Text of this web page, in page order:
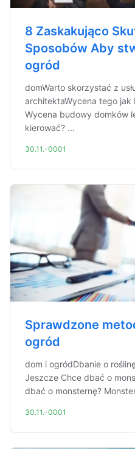
8 Zaskakująco
Sposobów Aby
ogród
domWarto skorzystać z
architektaWycena tego
Wycena budowy domków
kierować? ...
30.11.-0001
Sprawdzone
ogród
dom i ogródDbanie o
Jeszcze Chce dbać o
dbać o monsternę?
30.11.-0001